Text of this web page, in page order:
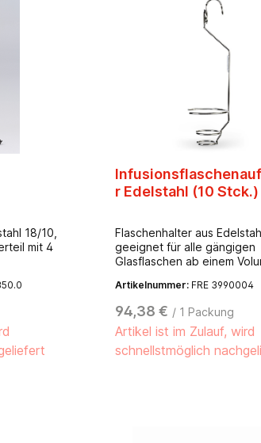
18/10,
mit 4
1300
pro
r Edelstahl (10 Stck.)
Flaschenhalter aus
geeignet für alle gängigen
Glasflaschen ab einem
Tragfähigkeit 15 kg- Gas-
strahlensterilisierbar- zur
Verwendung z.B. am
Infusionsständer oder zur
Anbringung an gängigen
Artikelnummer: FRE 3990004
94,38 € / 1 Packung
Artikel ist im Zulauf, wird
schnellstmöglich